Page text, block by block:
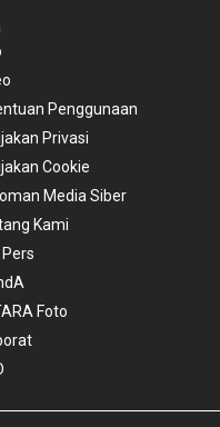
Penggunaan
Privasi
Cookie
Media Siber
Kami
Pers
Foto